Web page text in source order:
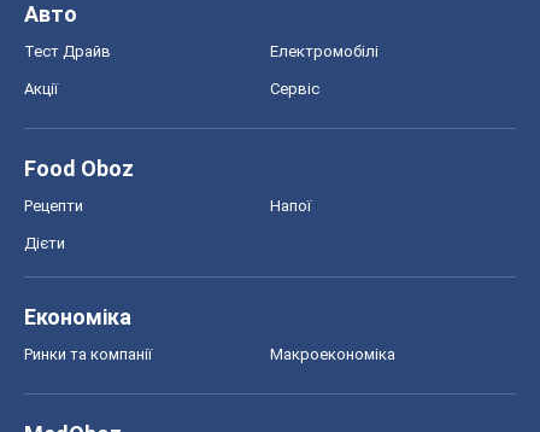
Авто
Тест Драйв Електромобілі
Акції Сервіс
Food Oboz
Рецепти Напої
Дієти
Економіка
Ринки та компанії Макроекономіка